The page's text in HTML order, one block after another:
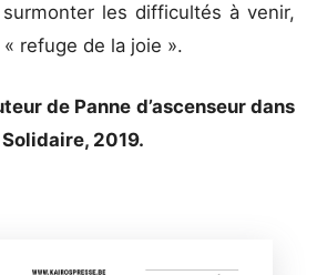
les difficultés à venir,
refuge de la joie ».
de Panne d’ascenseur dans
2019.